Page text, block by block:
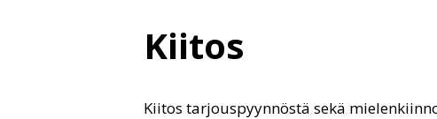
Kiitos
Kiitos tarjouspyynnöstä sekä